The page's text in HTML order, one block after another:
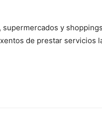
y
de prestar servicios